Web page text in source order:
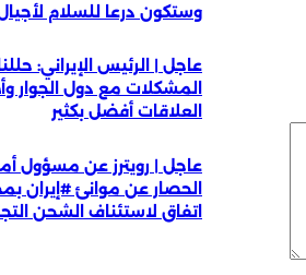
وستكون درعا للسلام
عاجل | الرئيس الإيراني:
المشكلات مع دول الجوار
العلاقات أفضل بكثير
عاجل | رويترز عن مسؤول
الحصار عن موانئ #إيران
اتفاق لاستئناف الشحن